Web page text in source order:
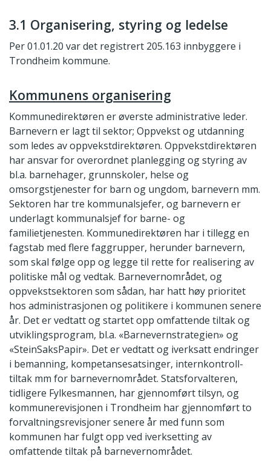
3.1 Organisering, styring og ledelse
Per 01.01.20 var det registrert 205.163 innbyggere i
Trondheim kommune.
Kommunens organisering
Kommunedirektøren er øverste administrative leder.
Barnevern er lagt til sektor; Oppvekst og utdanning
som ledes av oppvekstdirektøren. Oppvekstdirektøren
har ansvar for overordnet planlegging og styring av
bl.a. barnehager, grunnskoler, helse og
omsorgstjenester for barn og ungdom, barnevern mm.
Sektoren har tre kommunalsjefer, og barnevern er
underlagt kommunalsjef for barne- og
familietjenesten. Kommunedirektøren har i tillegg en
fagstab med flere faggrupper, herunder barnevern,
som skal følge opp og legge til rette for realisering av
politiske mål og vedtak. Barnevernområdet, og
oppvekstsektoren som sådan, har hatt høy prioritet
hos administrasjonen og politikere i kommunen senere
år. Det er vedtatt og startet opp omfattende tiltak og
utviklingsprogram, bl.a. «Barnevernstrategien» og
«SteinSaksPapir». Det er vedtatt og iverksatt endringer
i bemanning, kompetansesatsinger, internkontroll-
tiltak mm for barnevernområdet. Statsforvalteren,
tidligere Fylkesmannen, har gjennomført tilsyn, og
kommunerevisjonen i Trondheim har gjennomført to
forvaltningsrevisjoner senere år med funn som
kommunen har fulgt opp ved iverksetting av
omfattende tiltak på barnevernområdet.